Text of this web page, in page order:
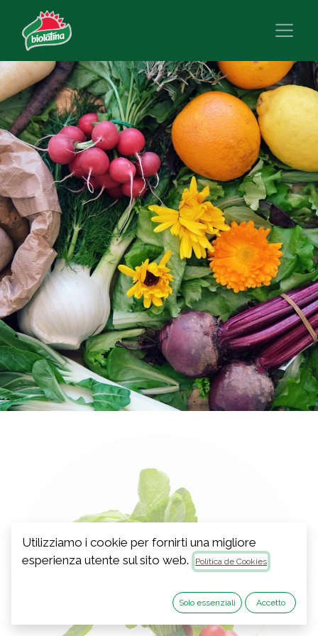
Utilizziamo i cookie per fornirti una migliore
esperienza utente sul sito web.
Política de Cookies
Solo essenziali Accetto